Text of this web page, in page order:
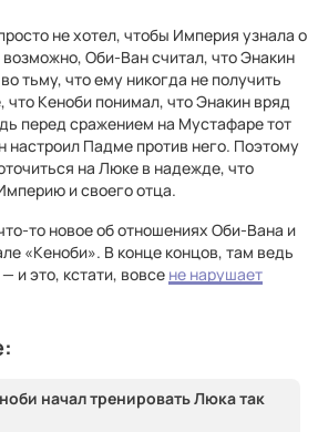
не хотел, чтобы Империя узнала о
Оби-Ван считал, что Энакин
тьму, что ему никогда не получить
что Кеноби понимал, что Энакин вряд
перед сражением на Мустафаре тот
настроил Падме против него. Поэтому
на Люке в надежде, что
и своего отца.
то новое об отношениях Оби-Вана и
«Кеноби». В конце концов, там ведь
и это, кстати, вовсе не нарушает
начал тренировать Люка так